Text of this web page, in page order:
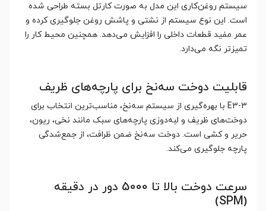
سیستم روغن‌کاری این مدل به صورت کارتل بسته طراحی شده
است. این نوع سیستم از نشتی و پاشش روغن جلوگیری کرده و
عمر مفید قطعات داخلی را افزایش می‌دهد. همچنین محیط کار را
تمیزتر نگه می‌دارد.
قابلیت دوخت سه‌نخ برای پارچه‌های ظریف
E3-3 با بهره‌گیری از سیستم سه‌نخ، مناسب‌ترین انتخاب برای
دوخت‌های ظریف و لبه‌دوزی پارچه‌های سبک مانند نخی، ریون،
حریر و کشی است. دوخت سه‌نخ ضمن ظرافت، از جمع‌شدگی
پارچه جلوگیری می‌کند.
سرعت دوخت بالا تا 5000 دور در دقیقه
(SPM)